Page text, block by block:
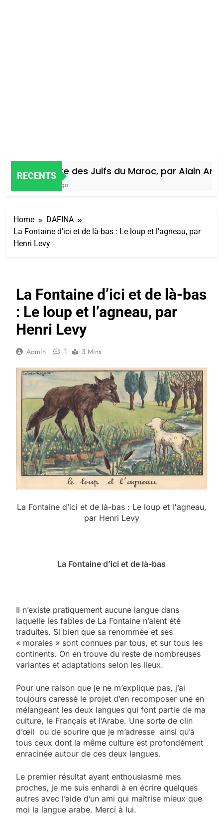
RECENTS
Histoire des Juifs du Maroc, par Alain Amiel
Home
DAFINA
La Fontaine d’ici et de là-bas : Le loup et l’agneau, par
Henri Levy
La Fontaine d’ici et de là-bas
: Le loup et l’agneau, par
Henri Levy
Admin 1 3 Mins
La Fontaine d’ici et de là-bas : Le loup et l'agneau,
par Henri Levy
La Fontaine d’ici et de là-bas
Il n’existe pratiquement aucune langue dans
laquelle les fables de La Fontaine n’aient été
traduites. Si bien que sa renommée et ses
« morales » sont connues par tous, et sur tous les
continents. On en trouve du reste de nombreuses
variantes et adaptations selon les lieux.
Pour une raison que je ne m’explique pas, j’ai
toujours caressé le projet d’en recomposer une en
mélangeant les deux langues qui font partie de ma
culture, le Français et l’Arabe. Une sorte de clin
d’œil ou de sourire que je m’adresse ainsi qu’à
tous ceux dont la même culture est profondément
enracinée autour de ces deux langues.
Le premier résultat ayant enthousiasmé mes
proches, je me suis enhardi à en écrire quelques
autres avec l’aide d’un ami qui maîtrise mieux que
moi la langue arabe. Merci à lui.